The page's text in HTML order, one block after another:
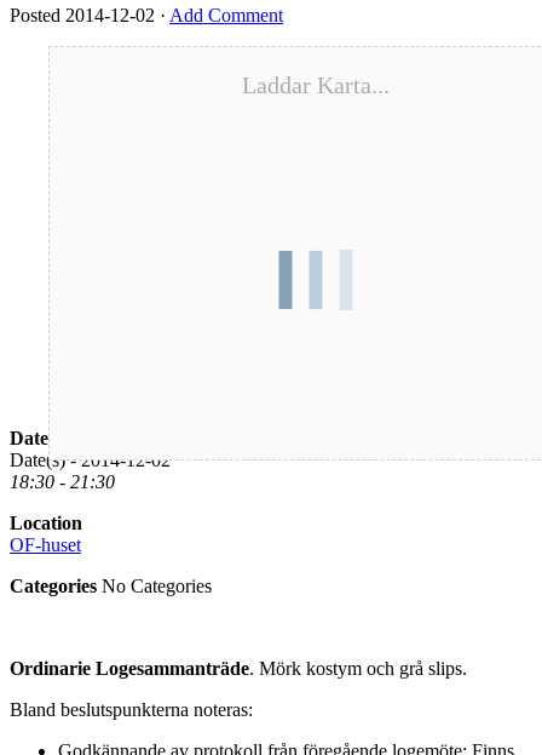
Posted 2014-12-02 · Add Comment
Laddar Karta...
Date/Time
Date(s) - 2014-12-02
18:30 - 21:30
Location
OF-huset
Categories No Categories
Ordinarie Logesammanträde. Mörk kostym och grå slips.
Bland beslutspunkterna noteras: